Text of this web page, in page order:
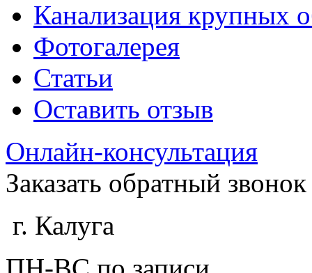
Канализация крупных
Фотогалерея
Статьи
Оставить отзыв
Онлайн-консультация
Заказать обратный звонок
г. Калуга